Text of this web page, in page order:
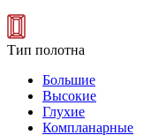
Тип полотна
Большие
Высокие
Глухие
Компланарные